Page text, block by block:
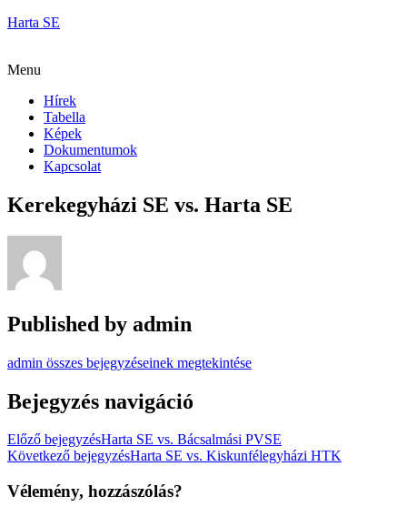
Harta SE
Menu
Hírek
Tabella
Képek
Dokumentumok
Kapcsolat
Kerekegyházi SE vs. Harta SE
Published by admin
admin összes bejegyzéseinek megtekintése
Bejegyzés navigáció
Előző bejegyzésHarta SE vs. Bácsalmási PVSE
Következő bejegyzésHarta SE vs. Kiskunfélegyházi HTK
Vélemény, hozzászólás?